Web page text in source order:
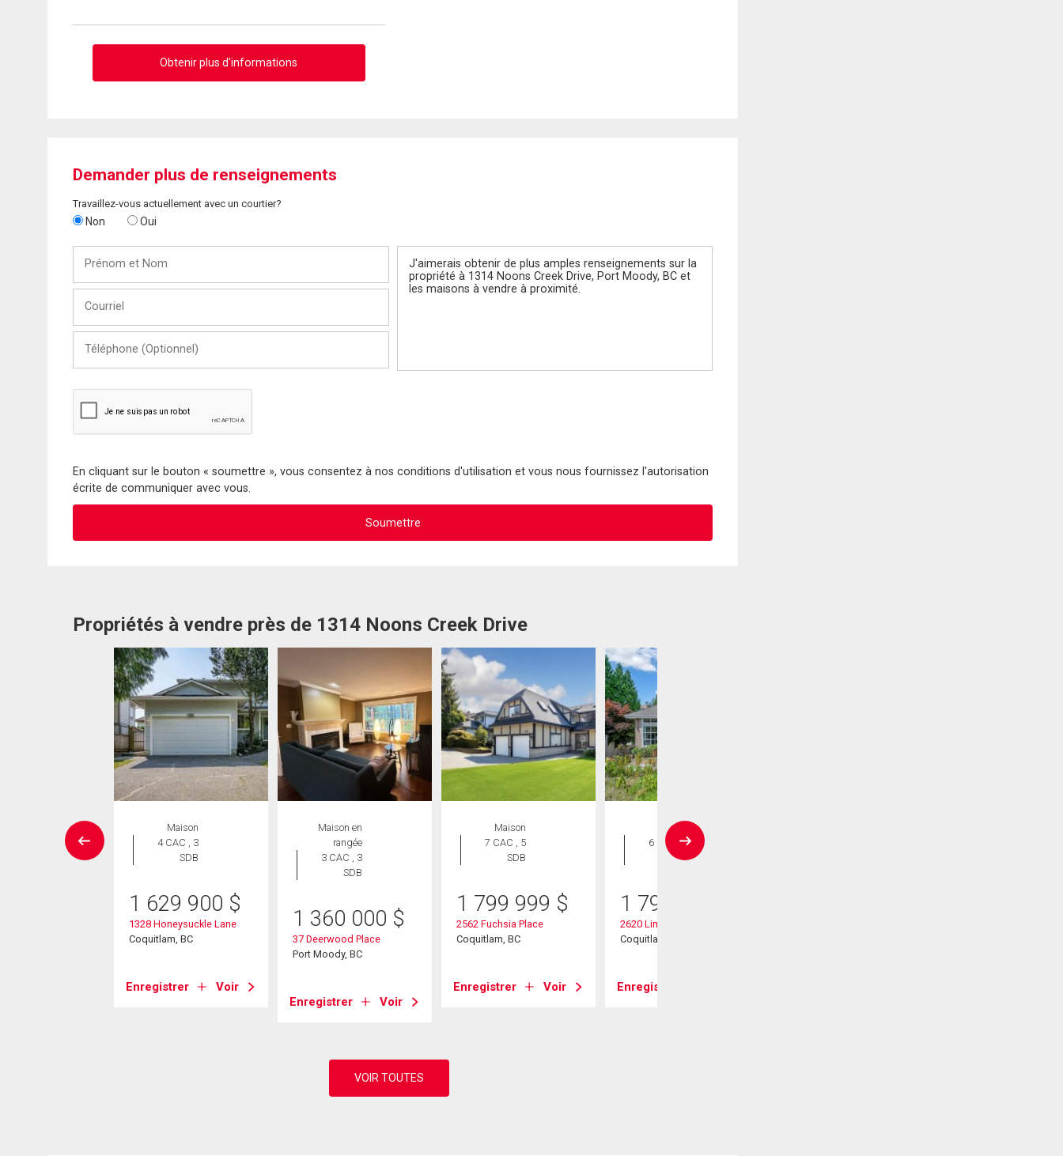
Obtenir plus d'informations
Demander plus de renseignements
Travaillez-vous actuellement avec un courtier?
Non Oui
Nom
(Optionnel)
En cliquant sur le bouton « soumettre », vous consentez à nos conditions d'utilisation et vous nous fournissez l'autorisation
écrite de communiquer avec vous.
Propriétés à vendre près de 1314 Noons Creek Drive
Maison
4 CAC , 3
SDB
1 629 900 $
1328 Honeysuckle Lane
Coquitlam, BC
Enregistrer Voir
Maison en
rangée
3 CAC , 3
SDB
1 360 000 $
37 Deerwood Place
Port Moody, BC
Enregistrer Voir
Maison
7 CAC , 5
SDB
1 799 999 $
2562 Fuchsia Place
Coquitlam, BC
Enregistrer Voir
Maison
6 CAC , 5
SDB
1 798 000
2620 Limestone Place
Coquitlam, BC
Enregistrer